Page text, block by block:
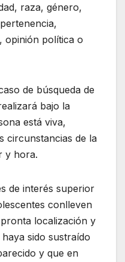
raza, género,
opinión política o
de búsqueda de
bajo la
está viva,
circunstancias de la
y hora.
de interés superior
conlleven
localización y
sido sustraído
y que en